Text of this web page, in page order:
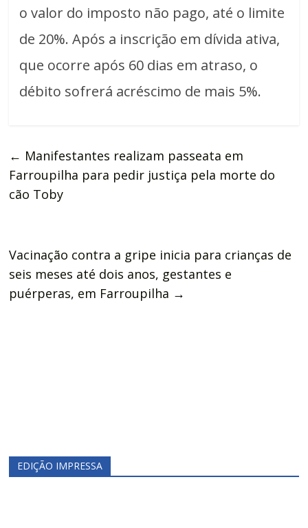
o valor do imposto não pago, até o limite
de 20%. Após a inscrição em dívida ativa,
que ocorre após 60 dias em atraso, o
débito sofrerá acréscimo de mais 5%.
← Manifestantes realizam passeata em
Farroupilha para pedir justiça pela morte do
cão Toby
Vacinação contra a gripe inicia para crianças de
seis meses até dois anos, gestantes e
puérperas, em Farroupilha →
EDIÇÃO IMPRESSA